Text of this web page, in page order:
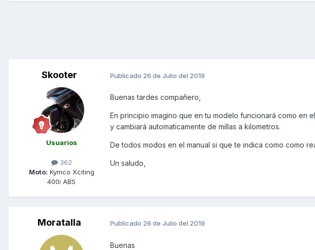
Skooter
Usuarios
362
Moto: Kymco Xciting
400i ABS
Publicado 26 de Julio del 2019
Buenas tardes compañero,
En principio imagino que en tu modelo funcionará como en
y cambiará automaticamente de millas a kilometros.
De todos modos en el manual si que te indica como como
Un saludo,
Moratalla Publicado 26 de Julio del 2019
Buenas